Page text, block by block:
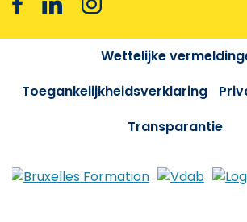
Wettelijke
Toegankelijkheidsverklaring
Transparantie